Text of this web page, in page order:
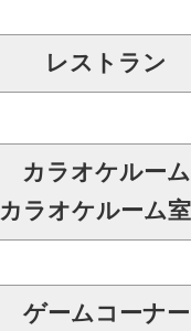
レストラン
カラオケルーム
カラオケルーム
ゲームコーナー